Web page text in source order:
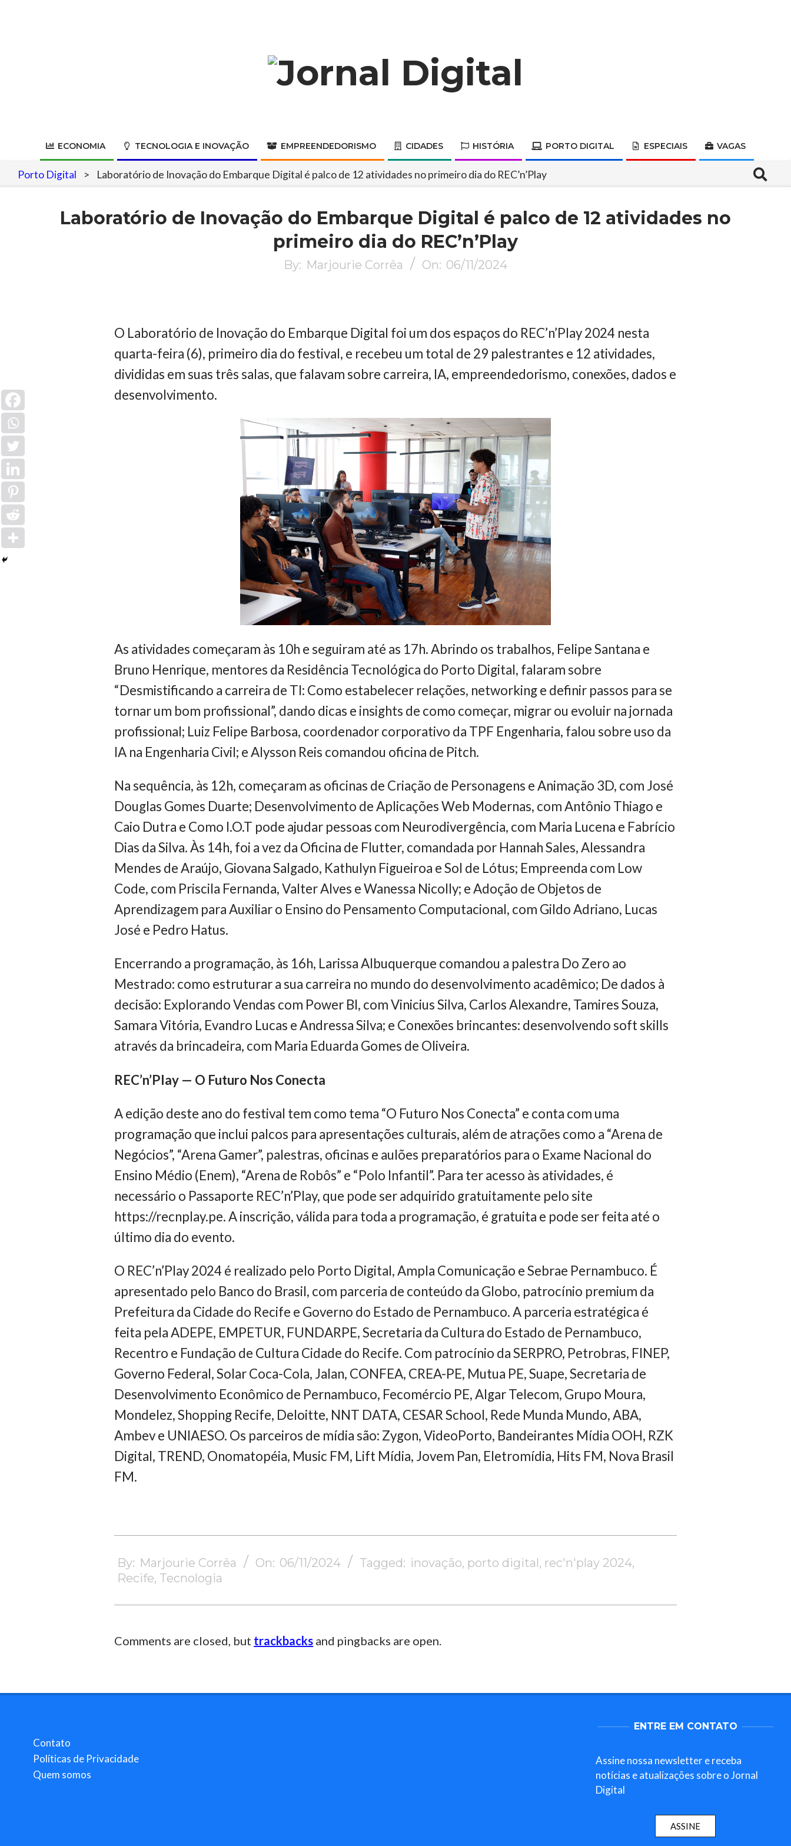
Digital
Primary
Navigation
ECONOMIA TECNOLOGIA E INOVAÇÃO EMPREENDEDORISMO CIDADES HISTÓRIA PORTO DIGITAL ESPECIAIS VAGAS
Porto Digital > Laboratório de Inovação do Embarque Digital é palco de 12 atividades no primeiro dia do REC’n’Play Search
Laboratório de Inovação do Embarque Digital é palco de 12 atividades no
primeiro dia do REC’n’Play
By: Marjourie Corrêa On: 06/11/2024
O Laboratório de Inovação do Embarque Digital foi um dos espaços do REC’n’Play 2024 nesta
quarta-feira (6), primeiro dia do festival, e recebeu um total de 29 palestrantes e 12 atividades,
divididas em suas três salas, que falavam sobre carreira, IA, empreendedorismo, conexões, dados e
desenvolvimento.
As atividades começaram às 10h e seguiram até as 17h. Abrindo os trabalhos, Felipe Santana e
Bruno Henrique, mentores da Residência Tecnológica do Porto Digital, falaram sobre
“Desmistificando a carreira de TI: Como estabelecer relações, networking e definir passos para se
tornar um bom profissional”, dando dicas e insights de como começar, migrar ou evoluir na jornada
profissional; Luiz Felipe Barbosa, coordenador corporativo da TPF Engenharia, falou sobre uso da
IA na Engenharia Civil; e Alysson Reis comandou oficina de Pitch.
Na sequência, às 12h, começaram as oficinas de Criação de Personagens e Animação 3D, com José
Douglas Gomes Duarte; Desenvolvimento de Aplicações Web Modernas, com Antônio Thiago e
Caio Dutra e Como I.O.T pode ajudar pessoas com Neurodivergência, com Maria Lucena e Fabrício
Dias da Silva. Às 14h, foi a vez da Oficina de Flutter, comandada por Hannah Sales, Alessandra
Mendes de Araújo, Giovana Salgado, Kathulyn Figueiroa e Sol de Lótus; Empreenda com Low
Code, com Priscila Fernanda, Valter Alves e Wanessa Nicolly; e Adoção de Objetos de
Aprendizagem para Auxiliar o Ensino do Pensamento Computacional, com Gildo Adriano, Lucas
José e Pedro Hatus.
Encerrando a programação, às 16h, Larissa Albuquerque comandou a palestra Do Zero ao
Mestrado: como estruturar a sua carreira no mundo do desenvolvimento acadêmico; De dados à
decisão: Explorando Vendas com Power BI, com Vinicius Silva, Carlos Alexandre, Tamires Souza,
Samara Vitória, Evandro Lucas e Andressa Silva; e Conexões brincantes: desenvolvendo soft skills
através da brincadeira, com Maria Eduarda Gomes de Oliveira.
REC’n’Play — O Futuro Nos Conecta
A edição deste ano do festival tem como tema “O Futuro Nos Conecta” e conta com uma
programação que inclui palcos para apresentações culturais, além de atrações como a “Arena de
Negócios”, “Arena Gamer”, palestras, oficinas e aulões preparatórios para o Exame Nacional do
Ensino Médio (Enem), “Arena de Robôs” e “Polo Infantil”. Para ter acesso às atividades, é
necessário o Passaporte REC’n’Play, que pode ser adquirido gratuitamente pelo site
https://recnplay.pe. A inscrição, válida para toda a programação, é gratuita e pode ser feita até o
último dia do evento.
O REC’n’Play 2024 é realizado pelo Porto Digital, Ampla Comunicação e Sebrae Pernambuco. É
apresentado pelo Banco do Brasil, com parceria de conteúdo da Globo, patrocínio premium da
Prefeitura da Cidade do Recife e Governo do Estado de Pernambuco. A parceria estratégica é
feita pela ADEPE, EMPETUR, FUNDARPE, Secretaria da Cultura do Estado de Pernambuco,
Recentro e Fundação de Cultura Cidade do Recife. Com patrocínio da SERPRO, Petrobras, FINEP,
Governo Federal, Solar Coca-Cola, Jalan, CONFEA, CREA-PE, Mutua PE, Suape, Secretaria de
Desenvolvimento Econômico de Pernambuco, Fecomércio PE, Algar Telecom, Grupo Moura,
Mondelez, Shopping Recife, Deloitte, NNT DATA, CESAR School, Rede Munda Mundo, ABA,
Ambev e UNIAESO. Os parceiros de mídia são: Zygon, VideoPorto, Bandeirantes Mídia OOH, RZK
Digital, TREND, Onomatopéia, Music FM, Lift Mídia, Jovem Pan, Eletromídia, Hits FM, Nova Brasil
FM.
11-
06
By: Marjourie Corrêa On: 06/11/2024 Tagged: inovação, porto digital, rec'n'play 2024,
Recife, Tecnologia
Comments are closed, but trackbacks and pingbacks are open.
Contato
Políticas de Privacidade
Quem somos
ENTRE EM CONTATO
Assine nossa newsletter e receba
notícias e atualizações sobre o Jornal
Digital
ASSINE